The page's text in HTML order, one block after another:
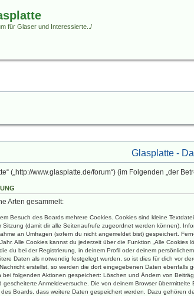
für Glaser und Interessierte../
Glasplatte -
(„http://www.glasplatte.de/forum“) (im Folgenden „der
Arten gesammelt:
Besuch des Boards mehrere Cookies. Cookies sind kleine
(damit dir alle Seitenaufrufe zugeordnet werden können),
an Umfragen (sofern du nicht angemeldet bist) gespeichert.
Alle Cookies kannst du jederzeit über die Funktion „Alle Cookies
du bei der Registrierung, in deinem Profil oder deinem
Daten als notwendig festgelegt wurden, so ist dies für dich vor
erstellst, so werden die dort eingegebenen Daten
bei folgenden Aktionen gespeichert: Löschen und Ändern von
Anmeldeversuche. Die von deinem Browser
Boards, dass weitere Daten gespeichert werden. Dazu